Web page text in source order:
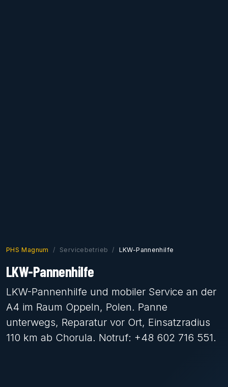
PHS Magnum Servicebetrieb LKW-Pannenhilfe
LKW-Pannenhilfe
LKW-Pannenhilfe und mobiler Service an der
A4 im Raum Oppeln, Polen. Panne
unterwegs, Reparatur vor Ort, Einsatzradius
110 km ab Chorula. Notruf: +48 602 716 551.